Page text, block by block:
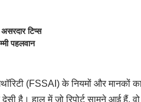
टिप्स
पहलवान
(FSSAI) के नियमों और मानकों का
है। हाल में जो रिपोर्ट सामने आई हैं, वो